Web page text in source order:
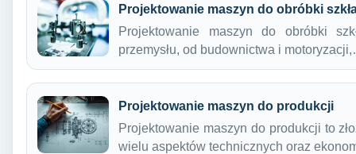
Projektowanie maszyn do obróbki
Projektowanie maszyn do obróbki
przemysłu, od budownictwa i
Projektowanie maszyn do produkcji
Projektowanie maszyn do produkcji to
wielu aspektów technicznych oraz